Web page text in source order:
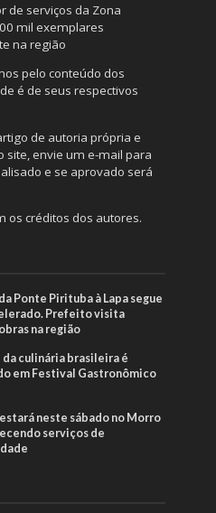
de serviços da Zona
mil exemplares
na região
pelo conteúdo dos
é de seus respectivos
de autoria própria e
site, envie um e-mail para
e se aprovado será
os créditos dos autores.
Ponte Pirituba à Lapa segue
Prefeito visita
na região
da culinária brasileira é
em Festival Gastronômico
neste sábado no Morro
serviços de